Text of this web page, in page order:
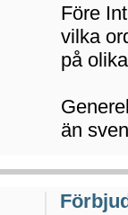
Före
vilka
på
än